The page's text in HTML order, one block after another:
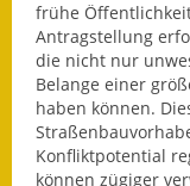
frühe
Antragstellung
die nicht nur
Belange einer
haben können.
Konfliktpotential
können zügiger